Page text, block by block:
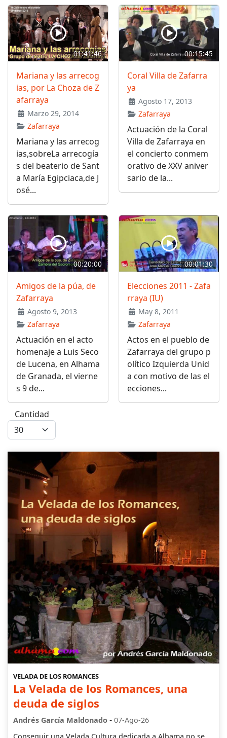
01:41:46
Mariana y las arrecog
ias, por La Choza de Z
afarraya
Marzo 29, 2014
Zafarraya
Mariana y las arrecog
ias,sobreLa arrecogía
s del beaterio de Sant
a María Egipciaca,de J
osé...
00:15:45
Coral Villa de Zafarra
ya
Agosto 17, 2013
Zafarraya
Actuación de la Coral
Villa de Zafarraya en
el concierto conmem
orativo de XXV aniver
sario de la...
00:20:00
Amigos de la púa, de
Zafarraya
Agosto 9, 2013
Zafarraya
Actuación en el acto
homenaje a Luis Seco
de Lucena, en Alhama
de Granada, el vierne
s 9 de...
00:01:30
Elecciones 2011 - Zafa
rraya (IU)
May 8, 2011
Zafarraya
Actos en el pueblo de
Zafarraya del grupo p
olítico Izquierda Unid
a con motivo de las el
ecciones...
Cantidad
VELADA DE LOS ROMANCES
La Velada de los Romances, una
deuda de siglos
Andrés García Maldonado - 07-Ago-26